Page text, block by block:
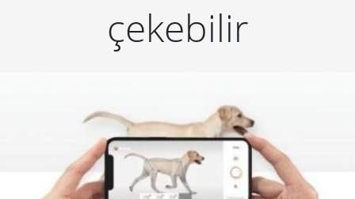
çekebilir